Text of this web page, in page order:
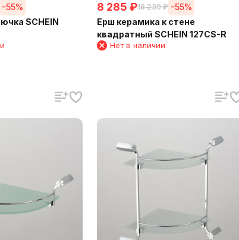
-55%
SCHEIN
8 285 ₽18 230 ₽ -55%
Ерш керамика к стене
квадратный SCHEIN 127CS-R
Нет в наличии